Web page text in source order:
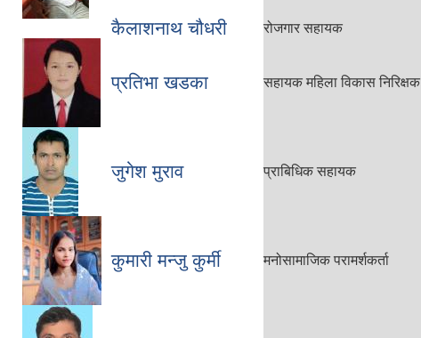
कैलाशनाथ चौधरी रोजगार सहायक
प्रतिभा खडका सहायक महिला विकास निरिक्षक
जुगेश मुराव प्राबिधिक सहायक
कुमारी मन्जु कुर्मी मनोसामाजिक परामर्शकर्ता